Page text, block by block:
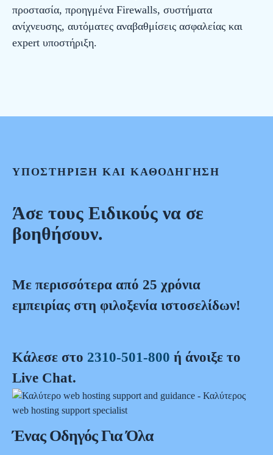
προστασία, προηγμένα Firewalls, συστήματα
ανίχνευσης, αυτόματες αναβαθμίσεις ασφαλείας και
expert υποστήριξη.
ΥΠΟΣΤΗΡΙΞΗ ΚΑΙ ΚΑΘΟΔΗΓΗΣΗ
Άσε τους Ειδικούς να σε
βοηθήσουν.
Mε περισσότερα από 25 χρόνια
εμπειρίας στη φιλοξενία ιστοσελίδων!
Κάλεσε στο 2310-501-800 ή άνοιξε το
Live Chat.
Ένας Οδηγός Για Όλα